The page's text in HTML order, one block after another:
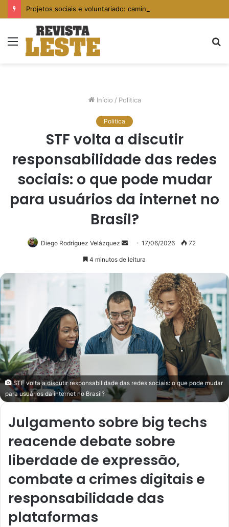
Menu
Início / Politica
Politica
STF volta a discutir
responsabilidade das redes
sociais: o que pode mudar
para usuários da internet no
Brasil?
Diego Rodríguez Velázquez
Mande
um
17/06/2026 72
4 minutos de leitura
STF volta a discutir responsabilidade das redes sociais: o que pode mudar
para usuários da internet no Brasil?
Julgamento sobre big techs
reacende debate sobre
liberdade de expressão,
combate a crimes digitais e
responsabilidade das
plataformas